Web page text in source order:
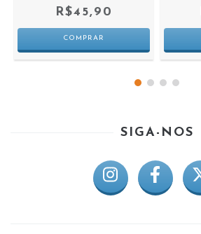
R$45,90
SIGA-NOS